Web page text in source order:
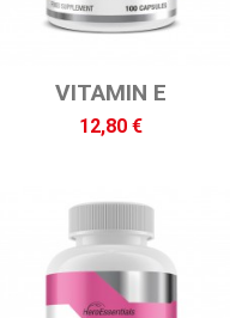
VITAMIN E
12,80 €